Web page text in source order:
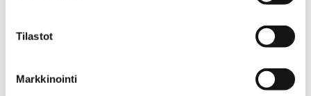
Tilastot
Markkinointi
Etusivu
Sumukammion rakentamista Cernissä